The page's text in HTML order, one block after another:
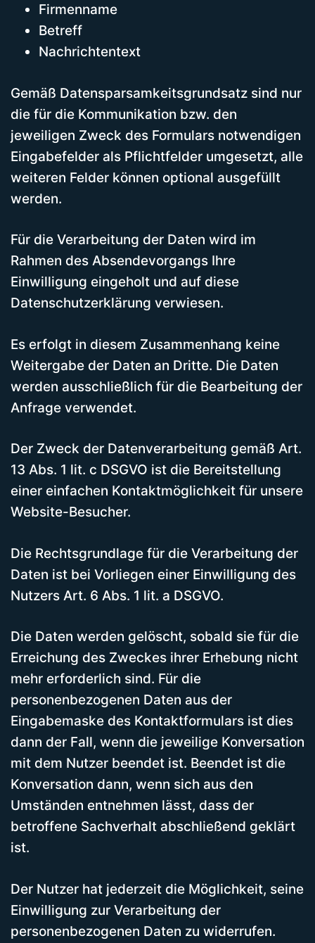
Firmenname
Betreff
Nachrichtentext
Gemäß Datensparsamkeitsgrundsatz sind nur
die für die Kommunikation bzw. den
jeweiligen Zweck des Formulars notwendigen
Eingabefelder als Pflichtfelder umgesetzt, alle
weiteren Felder können optional ausgefüllt
werden.
Für die Verarbeitung der Daten wird im
Rahmen des Absendevorgangs Ihre
Einwilligung eingeholt und auf diese
Datenschutzerklärung verwiesen.
Es erfolgt in diesem Zusammenhang keine
Weitergabe der Daten an Dritte. Die Daten
werden ausschließlich für die Bearbeitung der
Anfrage verwendet.
Der Zweck der Datenverarbeitung gemäß Art.
13 Abs. 1 lit. c DSGVO ist die Bereitstellung
einer einfachen Kontaktmöglichkeit für unsere
Website-Besucher.
Die Rechtsgrundlage für die Verarbeitung der
Daten ist bei Vorliegen einer Einwilligung des
Nutzers Art. 6 Abs. 1 lit. a DSGVO.
Die Daten werden gelöscht, sobald sie für die
Erreichung des Zweckes ihrer Erhebung nicht
mehr erforderlich sind. Für die
personenbezogenen Daten aus der
Eingabemaske des Kontaktformulars ist dies
dann der Fall, wenn die jeweilige Konversation
mit dem Nutzer beendet ist. Beendet ist die
Konversation dann, wenn sich aus den
Umständen entnehmen lässt, dass der
betroffene Sachverhalt abschließend geklärt
ist.
Der Nutzer hat jederzeit die Möglichkeit, seine
Einwilligung zur Verarbeitung der
personenbezogenen Daten zu widerrufen.